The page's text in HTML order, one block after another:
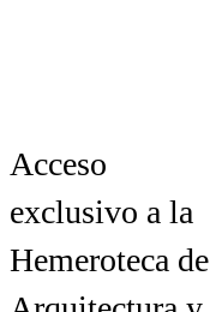
Acceso
exclusivo a la
Hemeroteca de